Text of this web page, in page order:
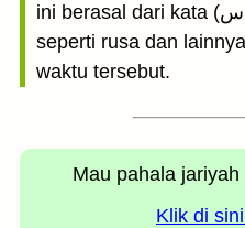
ini berasal dari kata (الكناس) yaitu hewan liar
seperti rusa dan
waktu tersebut.
Mau pahala jariyah
Klik di